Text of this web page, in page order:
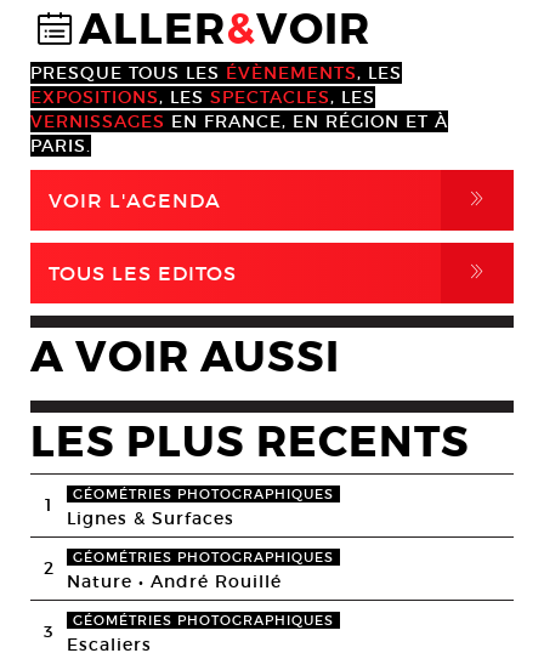
@ALLER&VOIR
PRESQUE TOUS LES ÉVÈNEMENTS, LES
EXPOSITIONS, LES SPECTACLES, LES
VERNISSAGES EN FRANCE, EN RÉGION ET À
PARIS.
VOIR L'AGENDA ,
TOUS LES EDITOS ,
A VOIR AUSSI
LES PLUS RECENTS
1 GÉOMÉTRIES PHOTOGRAPHIQUES
Lignes & Surfaces
2 GÉOMÉTRIES PHOTOGRAPHIQUES
Nature • André Rouillé
3 GÉOMÉTRIES PHOTOGRAPHIQUES
Escaliers